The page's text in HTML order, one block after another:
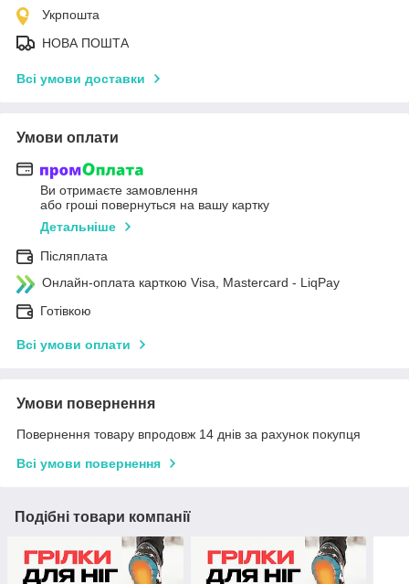
Укрпошта
НОВА ПОШТА
Всі умови доставки
Умови оплати
Ви отримаєте замовлення
або гроші повернуться на вашу картку
Детальніше
Післяплата
Онлайн-оплата карткою Visa, Mastercard - LiqPay
Готівкою
Всі умови оплати
Умови повернення
Повернення товару впродовж 14 днів за рахунок покупця
Всі умови повернення
Подібні товари компанії